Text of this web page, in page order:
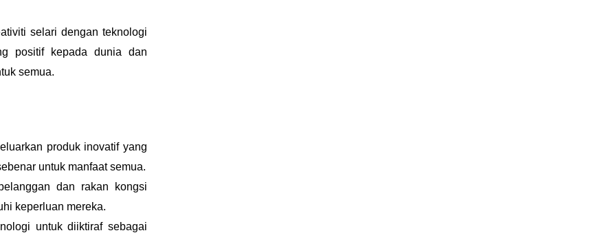
selari dengan teknologi
positif kepada dunia dan
semua.
produk inovatif yang
untuk manfaat semua.
dan rakan kongsi
keperluan mereka.
untuk diiktiraf sebagai